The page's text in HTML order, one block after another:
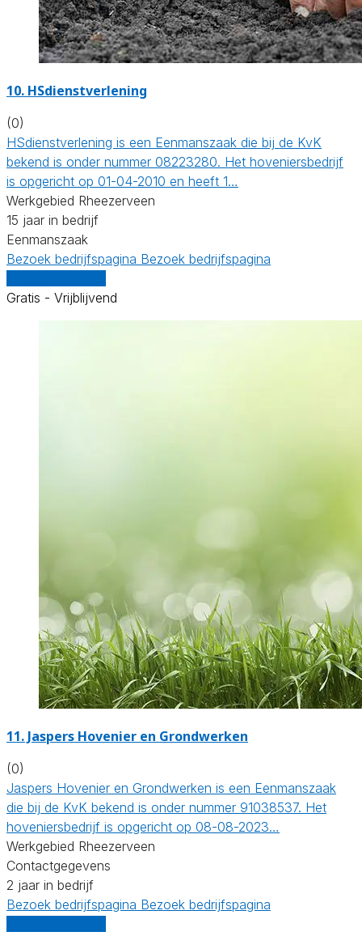
10. HSdienstverlening
(0)
HSdienstverlening is een Eenmanszaak die bij de KvK
bekend is onder nummer 08223280. Het hoveniersbedrijf
is opgericht op 01-04-2010 en heeft 1…
Werkgebied Rheezerveen
15 jaar in bedrijf
Eenmanszaak
Bezoek bedrijfspagina Bezoek bedrijfspagina
Gratis - Vrijblijvend
11. Jaspers Hovenier en Grondwerken
(0)
Jaspers Hovenier en Grondwerken is een Eenmanszaak
die bij de KvK bekend is onder nummer 91038537. Het
hoveniersbedrijf is opgericht op 08-08-2023…
Werkgebied Rheezerveen
Contactgegevens
2 jaar in bedrijf
Bezoek bedrijfspagina Bezoek bedrijfspagina